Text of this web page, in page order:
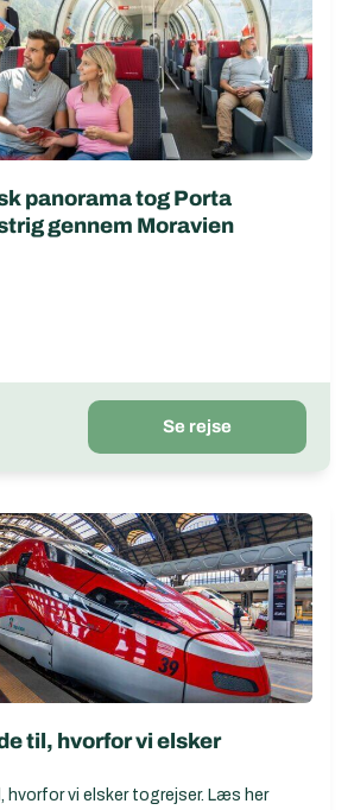
panorama tog Porta
gennem Moravien
Se rejse
til, hvorfor vi elsker
hvorfor vi elsker togrejser. Læs her